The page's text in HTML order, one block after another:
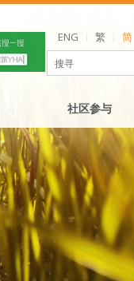
ENG 繁 简
社区参与